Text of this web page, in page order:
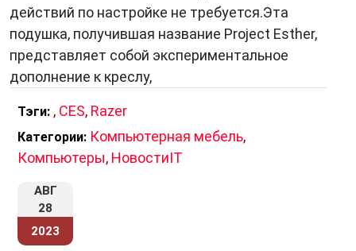
действий по настройке не требуется.Эта
подушка, получившая название Project Esther,
представляет собой экспериментальное
дополнение к креслу,
Тэги: , CES, Razer
Категории: Компьютерная мебель,
Компьютеры, НовостиIT
АВГ
28
2023